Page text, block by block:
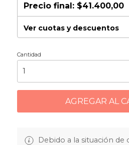
Precio final: $41.400,00
Ver cuotas y descuentos
Cantidad
AGREGAR AL
Debido a la situación